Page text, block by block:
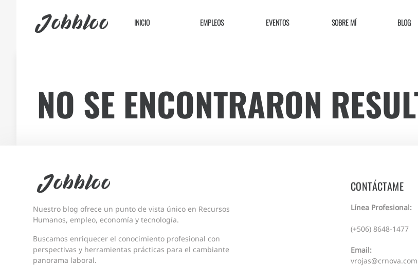
Jobbloo INICIO EMPLEOS EVENTOS SOBRE MÍ BLOG
NO SE ENCONTRARON
Jobbloo
Nuestro blog ofrece un punto de vista único en Recursos
Humanos, empleo, economía y tecnología.
Buscamos enriquecer el conocimiento profesional con
perspectivas y herramientas prácticas para el cambiante
panorama laboral.
CONTÁCTAME
Línea Profesional:
(+506) 8648-1477
Email:
vrojas@crnova.com